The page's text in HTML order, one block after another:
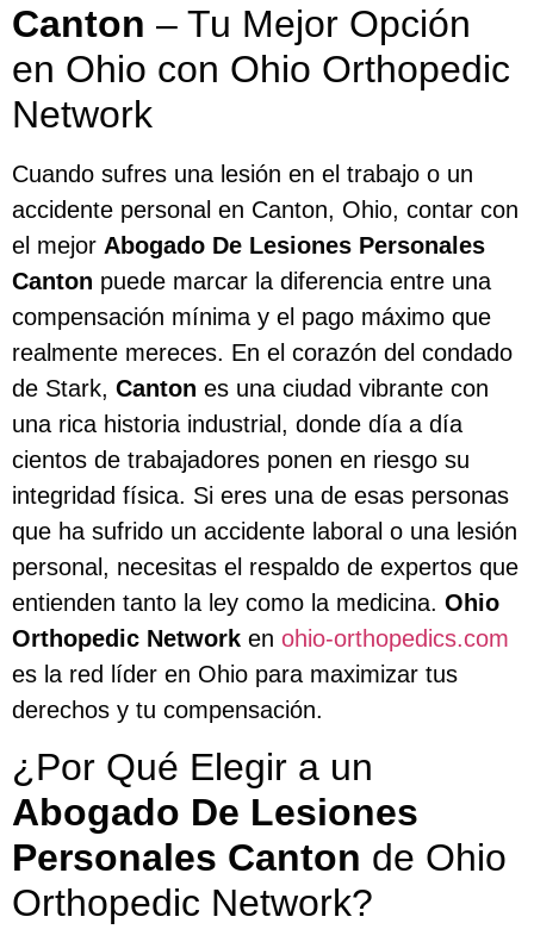
Canton – Tu Mejor Opción
en Ohio con Ohio Orthopedic
Network
Cuando sufres una lesión en el trabajo o un
accidente personal en Canton, Ohio, contar con
el mejor Abogado De Lesiones Personales
Canton puede marcar la diferencia entre una
compensación mínima y el pago máximo que
realmente mereces. En el corazón del condado
de Stark, Canton es una ciudad vibrante con
una rica historia industrial, donde día a día
cientos de trabajadores ponen en riesgo su
integridad física. Si eres una de esas personas
que ha sufrido un accidente laboral o una lesión
personal, necesitas el respaldo de expertos que
entienden tanto la ley como la medicina. Ohio
Orthopedic Network en ohio-orthopedics.com
es la red líder en Ohio para maximizar tus
derechos y tu compensación.
¿Por Qué Elegir a un
Abogado De Lesiones
Personales Canton de Ohio
Orthopedic Network?